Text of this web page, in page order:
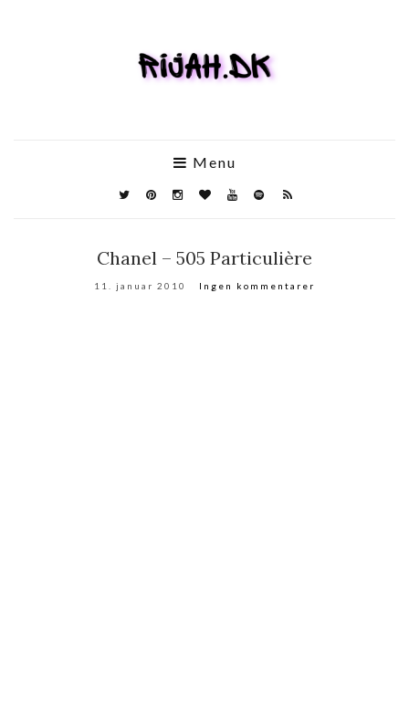
Menu
Chanel – 505 Particulière
11. januar 2010 Ingen kommentarer